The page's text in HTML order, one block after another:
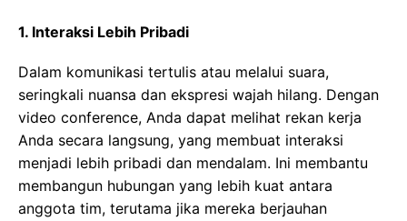
1. Interaksi Lebih Pribadi
Dalam komunikasi tertulis atau melalui suara,
seringkali nuansa dan ekspresi wajah hilang. Dengan
video conference, Anda dapat melihat rekan kerja
Anda secara langsung, yang membuat interaksi
menjadi lebih pribadi dan mendalam. Ini membantu
membangun hubungan yang lebih kuat antara
anggota tim, terutama jika mereka berjauhan